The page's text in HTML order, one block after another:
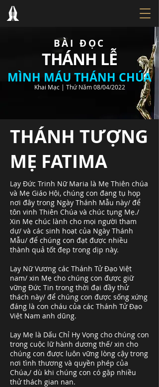
BÀI ĐỌC
THÁNH LỄ
MÌNH MÁU THÁNH CHÚA
Khai Mạc | Thứ Năm 08/04/2022
THÁNH TƯỢNG
MẸ FATIMA
Lạy Đức Trinh Nữ Maria là Mẹ Thiên chúa
và Mẹ Giáo Hội, chúng con đang tụ họp
nơi đây trong Ngày Thánh Mẫu này/ để
tôn vinh Thiên Chúa và chúc tụng Mẹ./
Xin Mẹ chúc lành cho mọi người tham
dự/ và các sinh hoạt của Ngày Thánh
Mẫu/ để chúng con đạt được nhiều
thành quả tốt đẹp trong dịp này.
Lạy Nữ Vương các Thánh Tử Đạo Việt
nam/ xin Mẹ cho chúng con được giữ
vững Đức Tin trong thời đại đầy thử
thách này/ để chúng con được sống xứng
đáng là con cháu của các Thánh Tử Đạo
Việt Nam anh dũng.
Lạy Mẹ là Dấu Chỉ Hy Vọng cho chúng con
trong cuộc lữ hành dương thế/ xin cho
chúng con được luôn vững lòng cậy trong
nơi tình thương và quyền phép của
Chúa,/ dù khi chúng con có gặp nhiều
thử thách gian nan.